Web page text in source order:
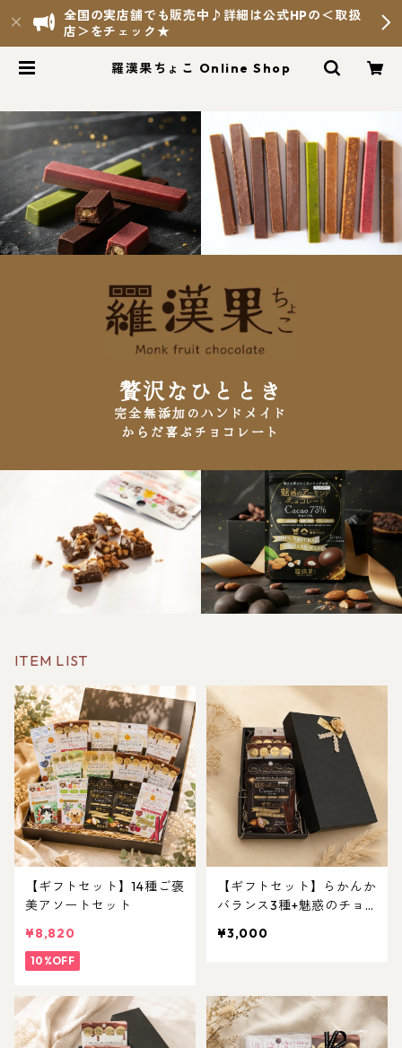
全国の実店舗でも販売中♪詳細は公式HPの＜取扱
店＞をチェック★
羅漢果ちょこ Online Shop
贅沢なひととき
完全無添加のハンドメイド
からだ喜ぶチョコレート
ITEM LIST
【ギフトセット】14種ご褒
美アソートセット
¥8,820
10%OFF
【ギフトセット】らかんか
バランス3種+魅惑のチョ
¥3,000